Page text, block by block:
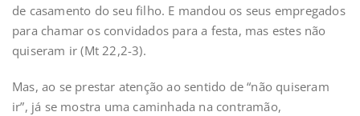
de casamento do seu filho. E mandou os seus empregados
para chamar os convidados para a festa, mas estes não
quiseram ir (Mt 22,2-3).
Mas, ao se prestar atenção ao sentido de “não quiseram
ir”, já se mostra uma caminhada na contramão,